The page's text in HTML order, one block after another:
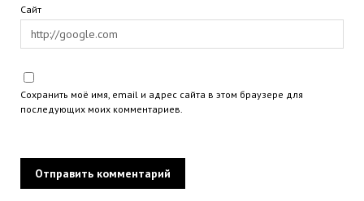
Сайт
Сохранить моё имя, email и адрес сайта в этом браузере для
последующих моих комментариев.